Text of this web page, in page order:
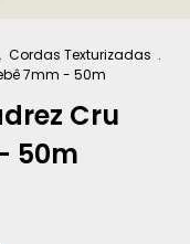
. Cordas Texturizadas .
7mm - 50m
Cru
50m